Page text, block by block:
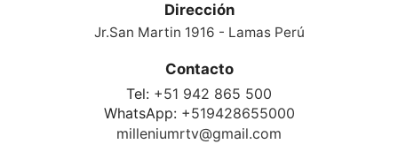
Dirección
Jr.San Martin 1916 - Lamas Perú
Contacto
Tel: +51 942 865 500
WhatsApp: +519428655000
milleniumrtv@gmail.com